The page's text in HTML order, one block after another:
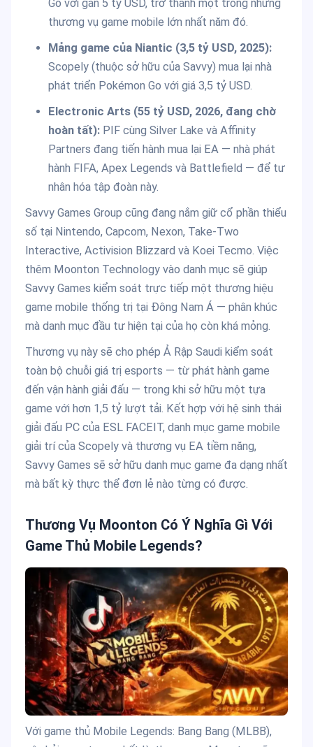
Go với gần 5 tỷ USD, trở thành một trong những
thương vụ game mobile lớn nhất năm đó.
Mảng game của Niantic (3,5 tỷ USD, 2025):
Scopely (thuộc sở hữu của Savvy) mua lại nhà
phát triển Pokémon Go với giá 3,5 tỷ USD.
Electronic Arts (55 tỷ USD, 2026, đang chờ
hoàn tất):PIF cùng Silver Lake và Affinity
Partners đang tiến hành mua lại EA — nhà phát
hành FIFA, Apex Legends và Battlefield — để tư
nhân hóa tập đoàn này.
Savvy Games Group cũng đang nắm giữ cổ phần thiểu
số tại Nintendo, Capcom, Nexon, Take-Two
Interactive, Activision Blizzard và Koei Tecmo. Việc
thêm Moonton Technology vào danh mục sẽ giúp
Savvy Games kiểm soát trực tiếp một thương hiệu
game mobile thống trị tại Đông Nam Á — phân khúc
mà danh mục đầu tư hiện tại của họ còn khá mỏng.
Thương vụ này sẽ cho phép Ả Rập Saudi kiểm soát
toàn bộ chuỗi giá trị esports — từ phát hành game
đến vận hành giải đấu — trong khi sở hữu một tựa
game với hơn 1,5 tỷ lượt tải. Kết hợp với hệ sinh thái
giải đấu PC của ESL FACEIT, danh mục game mobile
giải trí của Scopely và thương vụ EA tiềm năng,
Savvy Games sẽ sở hữu danh mục game đa dạng nhất
mà bất kỳ thực thể đơn lẻ nào từng có được.
Thương Vụ Moonton Có Ý Nghĩa Gì Với
Game Thủ Mobile Legends?
Với game thủ Mobile Legends: Bang Bang (MLBB),